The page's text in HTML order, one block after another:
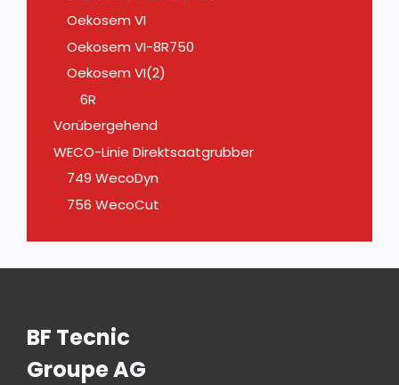
Oekosem VI
Oekosem VI-8R750
Oekosem VI(2)
6R
Vorübergehend
WECO-Linie Direktsaatgrubber
749 WecoDyn
756 WecoCut
BF Tecnic
Groupe AG